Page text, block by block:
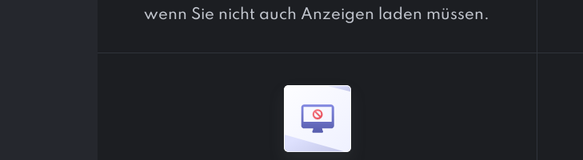
wenn Sie nicht auch Anzeigen laden müssen.